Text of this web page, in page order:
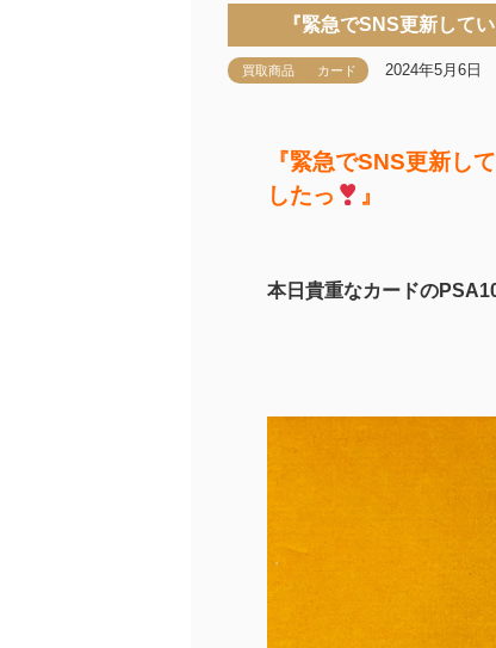
『緊急でSNS更新して
買取商品 カード 2024年5月6日
『緊急でSNS更新し
したっ
』
本日貴重なカードの